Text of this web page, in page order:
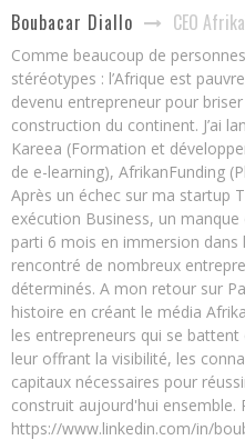
Boubacar Diallo CEO
Comme beaucoup de
stéréotypes : l’Afrique est
devenu entrepreneur pour
construction du continent. J’ai
Kareea (Formation et
de e-learning), AfrikanFunding
Après un échec sur ma startup
exécution Business, un
parti 6 mois en immersion dans
rencontré de nombreux
déterminés. A mon retour sur
histoire en créant le média
les entrepreneurs qui se
leur offrant la visibilité, les
capitaux nécessaires pour
construit aujourd'hui ensemble.
https://www.linkedin.com/in/